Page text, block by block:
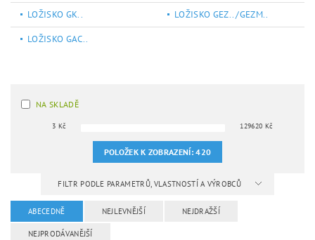
LOŽISKO GK.. LOŽISKO GEZ.. /GEZM..
LOŽISKO GAC..
NA SKLADĚ
3 Kč 129620 Kč
POLOŽEK K ZOBRAZENÍ:420
FILTR PODLE PARAMETRŮ, VLASTNOSTÍ A VÝROBCŮ
ABECEDNĚ NEJLEVNĚJŠÍ NEJDRAŽŠÍ
NEJPRODÁVANĚJŠÍ